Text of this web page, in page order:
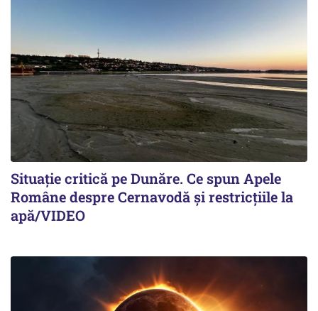
Situație critică pe Dunăre. Ce spun Apele
Române despre Cernavodă și restricțiile la
apă/VIDEO